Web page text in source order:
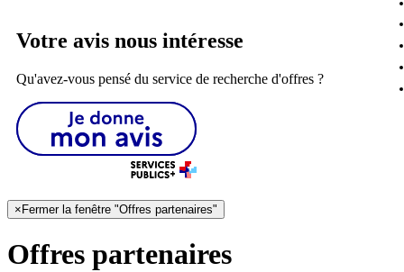
Votre avis nous intéresse
Qu'avez-vous pensé du service de recherche d'offres ?
× Fermer la fenêtre "Offres partenaires"
Offres partenaires